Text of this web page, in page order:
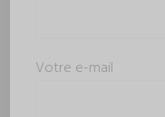
Votre e-mail